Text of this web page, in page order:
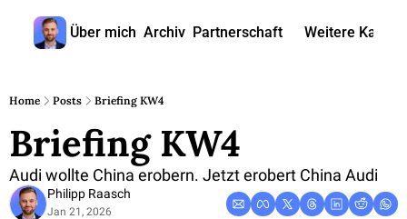
Über mich Archiv Partnerschaft Weitere Kanäle
Home Posts Briefing KW4
Briefing KW4
Audi wollte China erobern. Jetzt erobert China Audi
Philipp Raasch
Jan 21, 2026